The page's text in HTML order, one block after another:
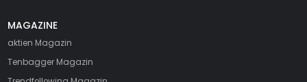
MAGAZINE
aktien Magazin
Tenbagger Magazin